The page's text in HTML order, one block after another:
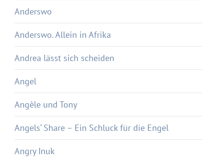
Anderswo
Anderswo. Allein in Afrika
Andrea lässt sich scheiden
Angel
Angèle und Tony
Angels‘ Share – Ein Schluck für die Engel
Angry Inuk